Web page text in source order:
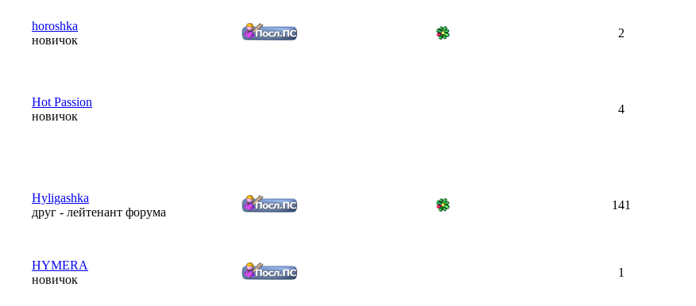
horoshka
новичок
2
Hot Passion
новичок
4
Hyligashka
друг - лейтенант форума
141
HYMERA
новичок
1